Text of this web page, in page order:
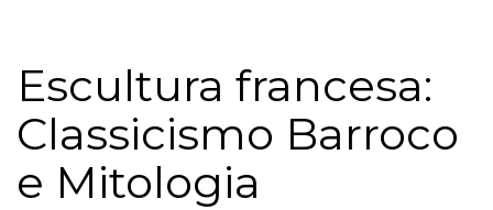
Escultura francesa:
Classicismo Barroco
e Mitologia